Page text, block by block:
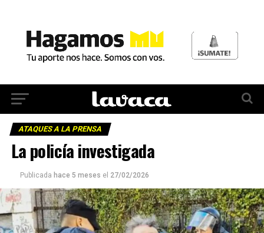
ATAQUES A LA PRENSA
La policía investigada
Publicada hace 5 meses el 27/02/2026